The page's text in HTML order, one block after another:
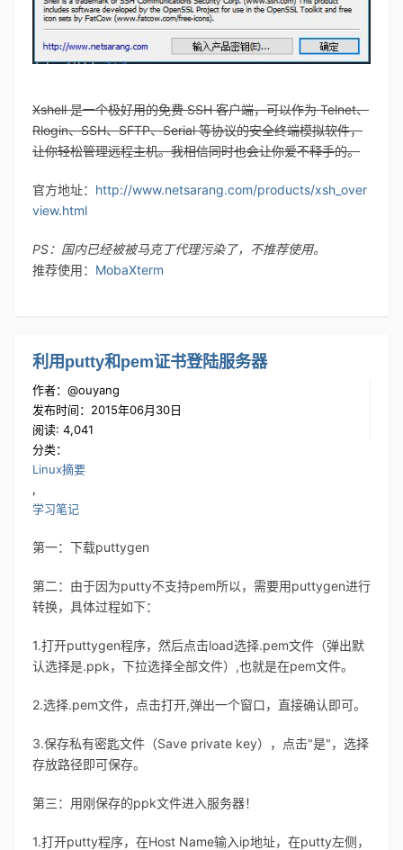
Xshell 是一个极好用的免费 SSH 客户端，可以作为 Telnet、
Rlogin、SSH、SFTP、Serial 等协议的安全终端模拟软件，
让你轻松管理远程主机。我相信同时也会让你爱不释手的。
官方地址： http://www.netsarang.com/products/xsh_over
view.html
PS：国内已经被被马克丁代理污染了，不推荐使用。
推荐使用： MobaXterm
利用putty和pem证书登陆服务器
作者：@ouyang
发布时间：2015年06月30日
阅读: 4,041
分类：
Linux摘要
,
学习笔记
第一：下载puttygen
第二：由于因为putty不支持pem所以，需要用puttygen进行
转换，具体过程如下：
1.打开puttygen程序，然后点击load选择.pem文件（弹出默
认选择是.ppk，下拉选择全部文件）,也就是在pem文件。
2.选择.pem文件，点击打开,弹出一个窗口，直接确认即可。
3.保存私有密匙文件（Save private key），点击"是"，选择
存放路径即可保存。
第三：用刚保存的ppk文件进入服务器！
1.打开putty程序，在Host Name输入ip地址，在putty左侧，